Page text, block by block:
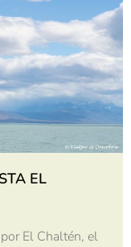
EL
El Chaltén, el